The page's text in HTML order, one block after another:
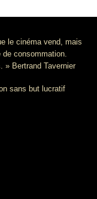
le cinéma vend, mais
consommation.
» Bertrand Tavernier
sans but lucratif